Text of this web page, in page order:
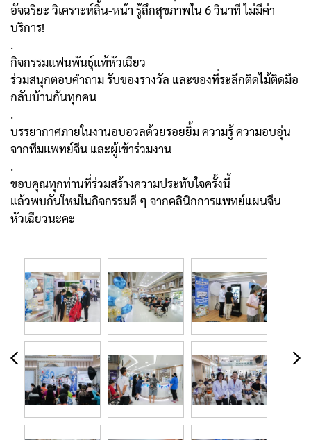
อัจฉริยะ วิเคราะห์ลิ้น-หน้า รู้ลึกสุขภาพใน 6 วินาที ไม่มีค่า
บริการ!
.
กิจกรรมแฟนพันธุ์แท้หัวเฉียว
ร่วมสนุกตอบคำถาม รับของรางวัล และของที่ระลึกติดไม้ติดมือ
กลับบ้านกันทุกคน
.
บรรยากาศภายในงานอบอวลด้วยรอยยิ้ม ความรู้ ความอบอุ่น
จากทีมแพทย์จีน และผู้เข้าร่วมงาน
.
ขอบคุณทุกท่านที่ร่วมสร้างความประทับใจครั้งนี้
แล้วพบกันใหม่ในกิจกรรมดี ๆ จากคลินิกการแพทย์แผนจีน
หัวเฉียวนะคะ